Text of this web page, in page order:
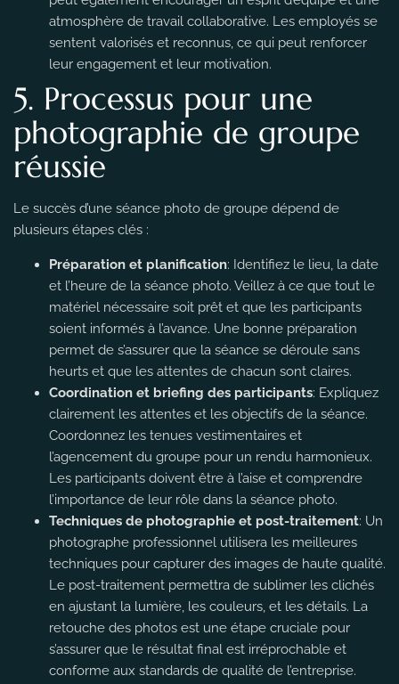
atmosphère de travail collaborative. Les employés se
sentent valorisés et reconnus, ce qui peut renforcer
leur engagement et leur motivation.
5. Processus pour une
photographie de groupe
réussie
Le succès d’une séance photo de groupe dépend de
plusieurs étapes clés :
Préparation et planification: Identifiez le lieu, la date
et l’heure de la séance photo. Veillez à ce que tout le
matériel nécessaire soit prêt et que les participants
soient informés à l’avance. Une bonne préparation
permet de s’assurer que la séance se déroule sans
heurts et que les attentes de chacun sont claires.
Coordination et briefing des participants: Expliquez
clairement les attentes et les objectifs de la séance.
Coordonnez les tenues vestimentaires et
l’agencement du groupe pour un rendu harmonieux.
Les participants doivent être à l’aise et comprendre
l’importance de leur rôle dans la séance photo.
Techniques de photographie et post-traitement: Un
photographe professionnel utilisera les meilleures
techniques pour capturer des images de haute qualité.
Le post-traitement permettra de sublimer les clichés
en ajustant la lumière, les couleurs, et les détails. La
retouche des photos est une étape cruciale pour
s’assurer que le résultat final est irréprochable et
conforme aux standards de qualité de l’entreprise.